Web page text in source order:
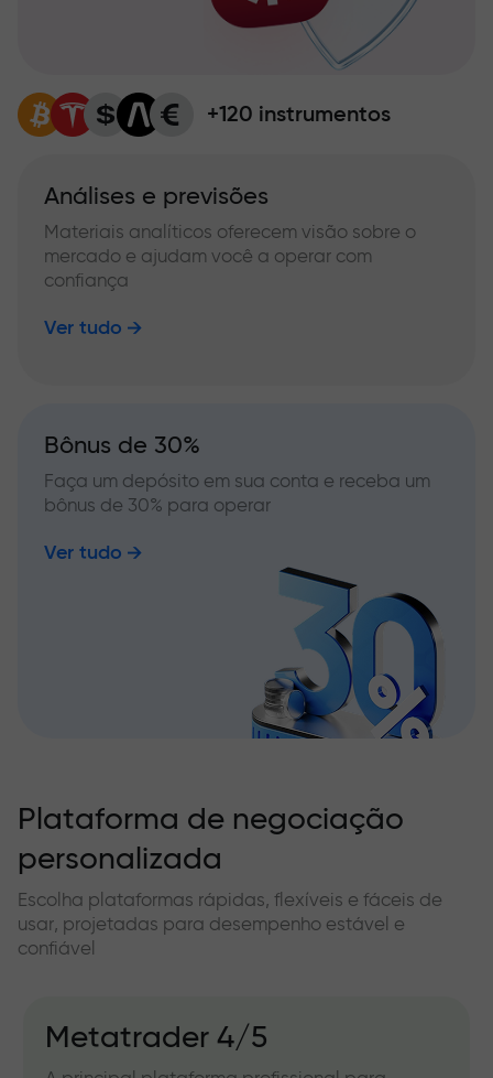
+120 instrumentos
Análises e previsões
Materiais analíticos oferecem visão sobre o
mercado e ajudam você a operar com
confiança
Ver tudo
Bônus de 30%
Faça um depósito em sua conta e receba um
bônus de 30% para operar
Ver tudo
Plataforma de negociação
personalizada
Escolha plataformas rápidas, flexíveis e fáceis de
usar, projetadas para desempenho estável e
confiável
Metatrader 4/5